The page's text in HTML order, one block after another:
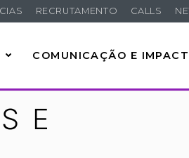
RECRUTAMENTO CALLS
COMUNICAÇÃO E
E